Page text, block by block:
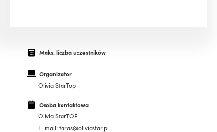
Maks. liczba uczestników
Organizator
Olivia StarTop
Osoba kontaktowa
Olivia StarTOP
E-mail: taras@oliviastar.pl